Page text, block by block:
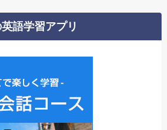
語学習アプリ